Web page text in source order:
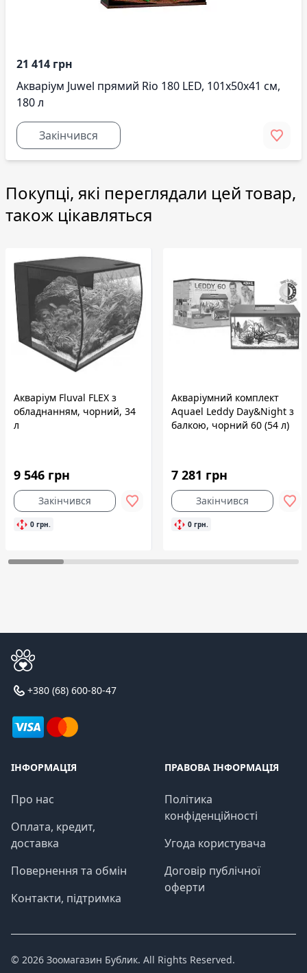
21 414 грн
Акваріум Juwel прямий Rio 180 LED, 101х50х41 см,
180 л
Закінчився
Покупці, які переглядали цей товар,
також цікавляться
Акваріум Fluval FLEX з
обладнанням, чорний, 34
л
9 546 грн
Закінчився
0 грн.
Акваріумний комплект
Aquael Leddy Day&Night з
балкою, чорний 60 (54 л)
7 281 грн
Закінчився
0 грн.
+380 (68) 600-80-47
ІНФОРМАЦІЯ
Про нас
Оплата, кредит,
доставка
Повернення та обмін
Контакти, підтримка
ПРАВОВА ІНФОРМАЦІЯ
Політика
конфіденційності
Угода користувача
Договір публічної
оферти
© 2026 Зоомагазин Бублик. All Rights Reserved.